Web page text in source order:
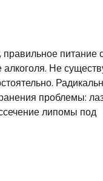
питание
Не
проблемы:
липомы под